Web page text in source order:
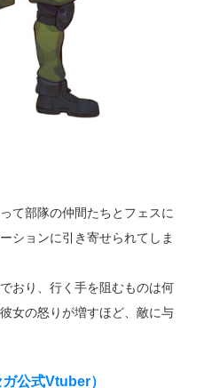
て部隊の仲間たちとフェスに
ションに引き寄せられてしま
おり、行く手を阻むものは何
女の怒りが増すほど、敵に与
公式Vtuber）